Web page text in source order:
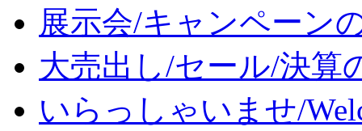
展示会/キャンペーン
大売出し/セール/決算
いらっしゃいませ/